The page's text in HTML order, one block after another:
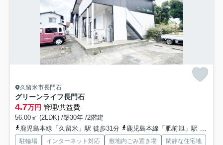
久留米市長門石
グリーンライフ長門石
4.7万円 管理/共益費-
56.00㎡ (2LDK) /築30年 /2階建
鹿児島本線「久留米」駅 徒歩31分
鹿児島本線「肥前旭」駅 徒歩41分
駐輪場 インターネット対応 敷地内ごみ置き場
閑静な住宅地